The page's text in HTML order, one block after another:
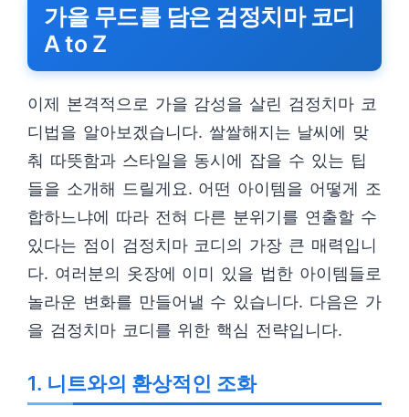
가을 무드를 담은 검정치마 코디
A to Z
이제 본격적으로 가을 감성을 살린 검정치마 코
디법을 알아보겠습니다. 쌀쌀해지는 날씨에 맞
춰 따뜻함과 스타일을 동시에 잡을 수 있는 팁
들을 소개해 드릴게요. 어떤 아이템을 어떻게 조
합하느냐에 따라 전혀 다른 분위기를 연출할 수
있다는 점이 검정치마 코디의 가장 큰 매력입니
다. 여러분의 옷장에 이미 있을 법한 아이템들로
놀라운 변화를 만들어낼 수 있습니다. 다음은 가
을 검정치마 코디를 위한 핵심 전략입니다.
1. 니트와의 환상적인 조화